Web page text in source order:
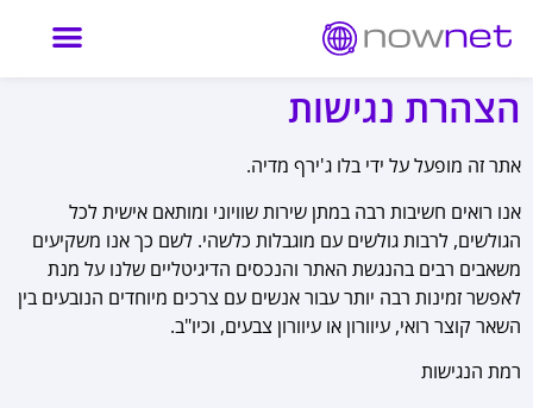
הצהרת נגישות
אתר זה מופעל על ידי בלו ג'ירף מדיה.
אנו רואים חשיבות רבה במתן שירות שוויוני ומותאם אישית לכל
הגולשים, לרבות גולשים עם מוגבלות כלשהי. לשם כך אנו משקיעים
משאבים רבים בהנגשת האתר והנכסים הדיגיטליים שלנו על מנת
לאפשר זמינות רבה יותר עבור אנשים עם צרכים מיוחדים הנובעים בין
השאר קוצר רואי, עיוורון או עיוורון צבעים, וכיו"ב.
רמת הנגישות